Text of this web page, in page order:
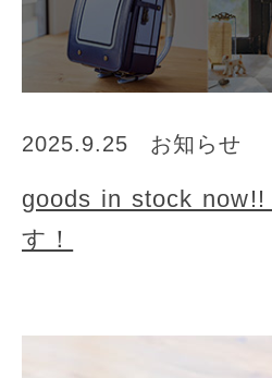
2025.9.25 お知らせ
goods in stock
す！